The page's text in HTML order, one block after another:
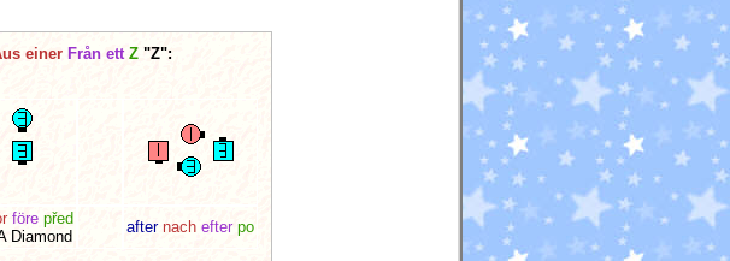
einer Från ett Z"Z":
före před
Diamond
after nach efter po